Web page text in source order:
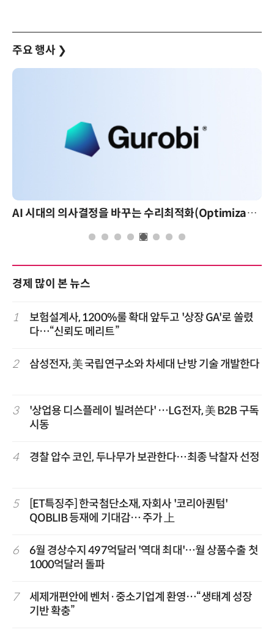
주요 행사 ❯
AI 시대의 의사결정을 바꾸는 수리최적화(Optimization): 실제 산업 적용 사례와 활용 전략
경제 많이 본 뉴스
1
보험설계사, 1200%룰 확대 앞두고 '상장 GA'로 쏠렸
다…“신뢰도 메리트”
2 삼성전자, 美 국립연구소와 차세대 난방 기술 개발한다
3
'상업용 디스플레이 빌려쓴다' …LG전자, 美 B2B 구독
시동
4 경찰 압수 코인, 두나무가 보관한다…최종 낙찰자 선정
5
[ET특징주] 한국첨단소재, 자회사 '코리아퀀텀'
QOBLIB 등재에 기대감… 주가 上
6
6월 경상수지 497억달러 '역대 최대'…월 상품수출 첫
1000억달러 돌파
7
세제개편안에 벤처·중소기업계 환영…“생태계 성장
기반 확충”